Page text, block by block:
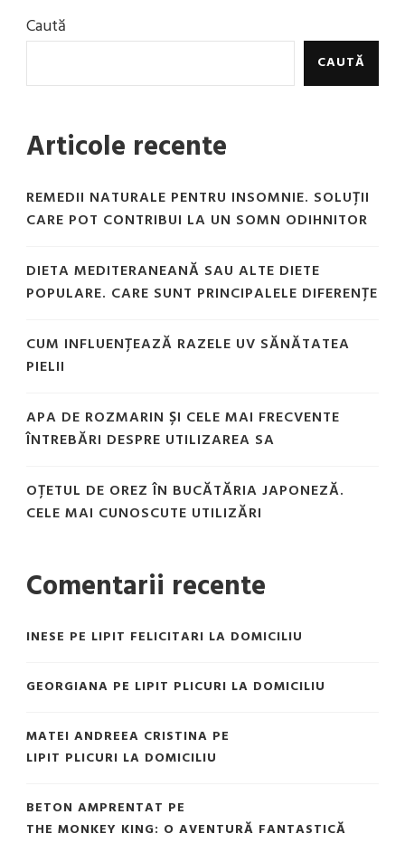
Caută
CAUTĂ
Articole recente
REMEDII NATURALE PENTRU INSOMNIE. SOLUȚII
CARE POT CONTRIBUI LA UN SOMN ODIHNITOR
DIETA MEDITERANEANĂ SAU ALTE DIETE
POPULARE. CARE SUNT PRINCIPALELE DIFERENȚE
CUM INFLUENȚEAZĂ RAZELE UV SĂNĂTATEA
PIELII
APA DE ROZMARIN ȘI CELE MAI FRECVENTE
ÎNTREBĂRI DESPRE UTILIZAREA SA
OȚETUL DE OREZ ÎN BUCĂTĂRIA JAPONEZĂ.
CELE MAI CUNOSCUTE UTILIZĂRI
Comentarii recente
INESE PE LIPIT FELICITARI LA DOMICILIU
GEORGIANA PE LIPIT PLICURI LA DOMICILIU
MATEI ANDREEA CRISTINA PE
LIPIT PLICURI LA DOMICILIU
BETON AMPRENTAT PE
THE MONKEY KING: O AVENTURĂ FANTASTICĂ